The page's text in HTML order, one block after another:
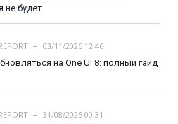
не будет
03/11/2025 12:46
на One UI 8: полный гайд
31/08/2025 00:31